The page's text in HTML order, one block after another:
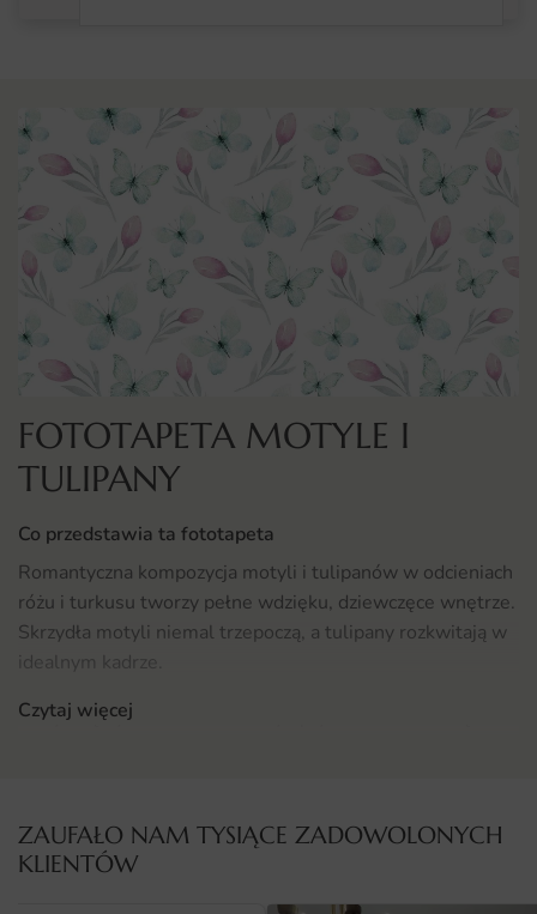
FOTOTAPETA MOTYLE I
TULIPANY
Co przedstawia ta fototapeta
Romantyczna kompozycja motyli i tulipanów w odcieniach
różu i turkusu tworzy pełne wdzięku, dziewczęce wnętrze.
Skrzydła motyli niemal trzepoczą, a tulipany rozkwitają w
idealnym kadrze.
Motyw łączy w sobie wiosenny optymizm i baśniową
Gdzie sprawdzi się fototapeta Motyle i Tulipany
Fototapeta Motyle i Tulipany świetnie sprawdzi się w
pokoju dziecięcym jako tło łóżeczka, ściana za biurkiem do
Czytaj więcej
ZAUFAŁO NAM TYSIĄCE ZADOWOLONYCH
KLIENTÓW